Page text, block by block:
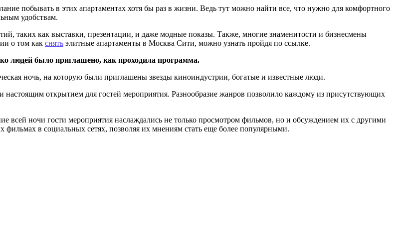
побывать в этих апартаментах хотя бы раз в жизни. Ведь тут можно найти все, что нужно для комфортного
удобствам.
таких как выставки, презентации, и даже модные показы. Также, многие знаменитости и бизнесмены
о том как снять элитные апартаменты в Москва Сити, можно узнать пройдя по ссылке.
людей было приглашено, как проходила программа.
ночь, на которую были приглашены звезды киноиндустрии, богатые и известные люди.
открытием для гостей мероприятия. Разнообразие жанров позволило каждому из присутствующих
всей ночи гости мероприятия наслаждались не только просмотром фильмов, но и обсуждением их с другими
в социальных сетях, позволяя их мнениям стать еще более популярными.